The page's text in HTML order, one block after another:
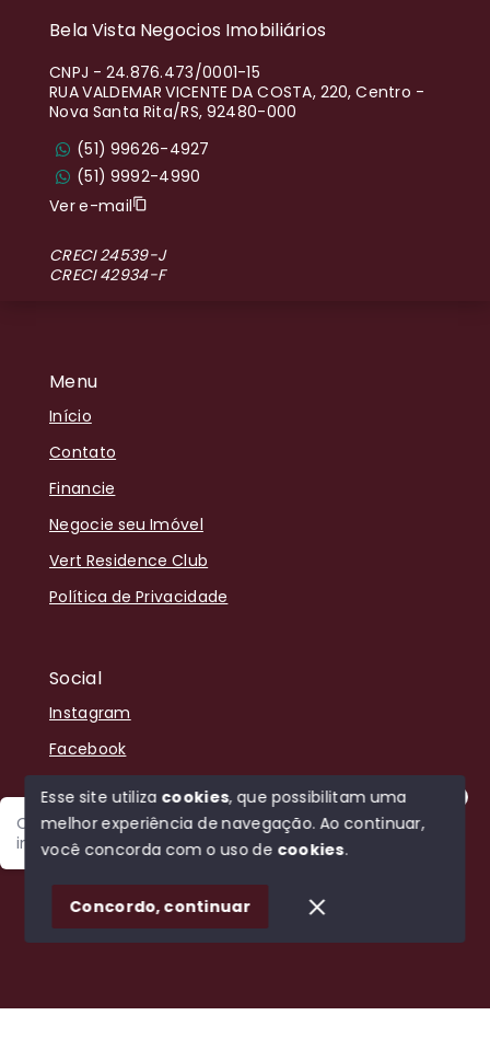
Olá! Sou Jefersson, estou disponível para encontrar o
imóvel ideal para você.
Menu
Início
Contato
Financie
Negocie seu Imóvel
Vert Residence Club
Política de Privacidade
Social
Instagram
Facebook
Bela Vista Negocios Imobiliários
CNPJ - 24.876.473/0001-15
RUA VALDEMAR VICENTE DA COSTA, 220, Centro -
Nova Santa Rita/RS, 92480-000
(51) 99626-4927
(51) 9992-4990
Ver e-mail
CRECI 24539-J
CRECI 42934-F
Esse site utiliza cookies, que possibilitam uma
melhor experiência de navegação.Ao continuar,
você concorda com o uso de cookies.
Concordo, continuar